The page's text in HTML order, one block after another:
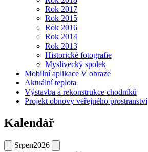
Rok 2017
Rok 2015
Rok 2016
Rok 2014
Rok 2013
Historické fotografie
Myslivecký spolek
Mobilní aplikace V obraze
Aktuální teplota
Výstavba a rekonstrukce chodníků
Projekt obnovy veřejného prostranství
Kalendář
Srpen2026